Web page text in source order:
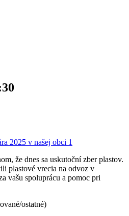
že dnes sa uskutoční zber plastov.
plastové vrecia na odvoz v
vašu spoluprácu a pomoc pri
ostatné)